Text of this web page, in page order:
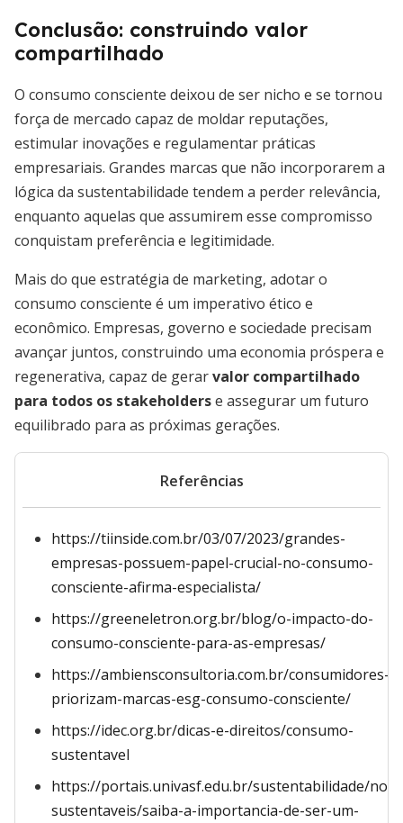
Conclusão: construindo valor
compartilhado
O consumo consciente deixou de ser nicho e se tornou
força de mercado capaz de moldar reputações,
estimular inovações e regulamentar práticas
empresariais. Grandes marcas que não incorporarem a
lógica da sustentabilidade tendem a perder relevância,
enquanto aquelas que assumirem esse compromisso
conquistam preferência e legitimidade.
Mais do que estratégia de marketing, adotar o
consumo consciente é um imperativo ético e
econômico. Empresas, governo e sociedade precisam
avançar juntos, construindo uma economia próspera e
regenerativa, capaz de gerarvalor compartilhado
para todos os stakeholderse assegurar um futuro
equilibrado para as próximas gerações.
Referências
https://tiinside.com.br/03/07/2023/grandes-
empresas-possuem-papel-crucial-no-consumo-
consciente-afirma-especialista/
https://greeneletron.org.br/blog/o-impacto-do-
consumo-consciente-para-as-empresas/
https://ambiensconsultoria.com.br/consumidores-
priorizam-marcas-esg-consumo-consciente/
https://idec.org.br/dicas-e-direitos/consumo-
sustentavel
https://portais.univasf.edu.br/sustentabilidade/
sustentaveis/saiba-a-importancia-de-ser-um-